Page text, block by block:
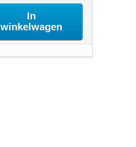
In
winkelwagen